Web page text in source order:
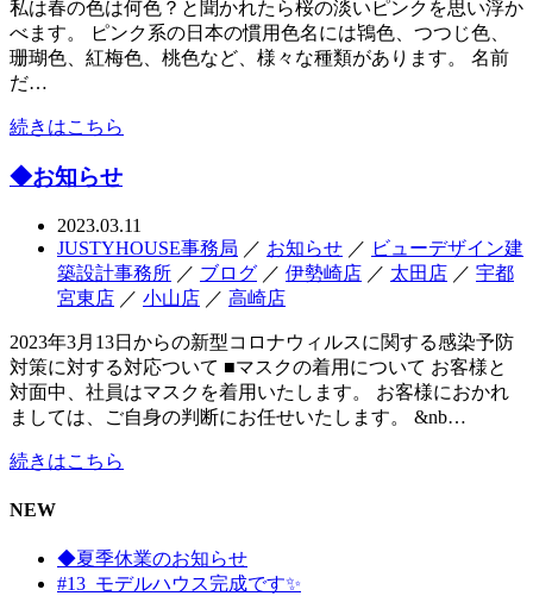
私は春の色は何色？と聞かれたら桜の淡いピンクを思い浮か
べます。 ピンク系の日本の慣用色名には鴇色、つつじ色、
珊瑚色、紅梅色、桃色など、様々な種類があります。 名前
だ…
続きはこちら
◆お知らせ
2023.03.11
JUSTYHOUSE事務局 ／ お知らせ ／ ビューデザイン建
築設計事務所 ／ ブログ ／ 伊勢崎店 ／ 太田店 ／ 宇都
宮東店 ／ 小山店 ／ 高崎店
2023年3月13日からの新型コロナウィルスに関する感染予防
対策に対する対応ついて ■マスクの着用について お客様と
対面中、社員はマスクを着用いたします。 お客様におかれ
ましては、ご自身の判断にお任せいたします。 &nb…
続きはこちら
NEW
◆夏季休業のお知らせ
#13_モデルハウス完成です✨